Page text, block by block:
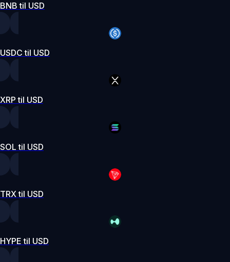
BNB til USD
USDC til USD
XRP til USD
SOL til USD
TRX til USD
HYPE til USD